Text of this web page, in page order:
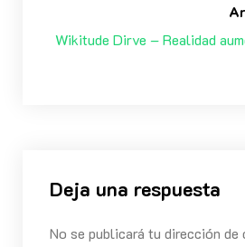
Wikitude Dirve – Realidad
Deja una respuesta
No se publicará tu dirección de